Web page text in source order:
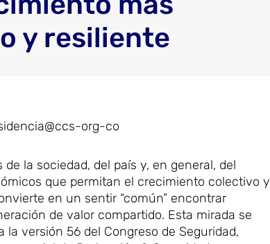
y resiliente
org-co
la sociedad, del país y, en general, del
que permitan el crecimiento colectivo y
en un sentir “común” encontrar
de valor compartido. Esta mirada se
versión 56 del Congreso de Seguridad,